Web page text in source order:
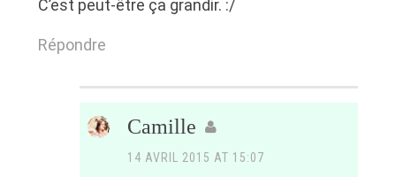
C’est peut-être ça grandir. :/
Répondre
Camille
14 AVRIL 2015 AT 15:07